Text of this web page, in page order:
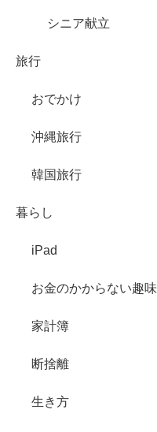
シニア献立
旅行
おでかけ
沖縄旅行
韓国旅行
暮らし
iPad
お金のかからない趣味
家計簿
断捨離
生き方